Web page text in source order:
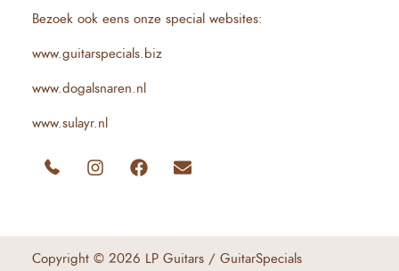
Bezoek ook eens onze special websites:
www.guitarspecials.biz
www.dogalsnaren.nl
www.sulayr.nl
Copyright © 2026 LP Guitars / GuitarSpecials